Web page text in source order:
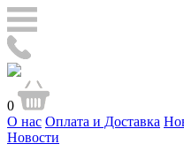
0
О нас Оплата и Доставка
Новости